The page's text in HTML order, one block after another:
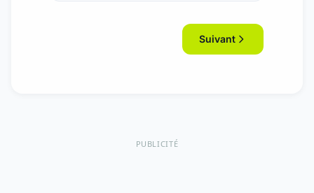
Suivant
PUBLICITÉ